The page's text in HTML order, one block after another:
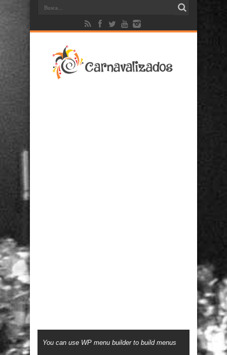
You can use WP menu builder to build menus